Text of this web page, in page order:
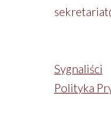
Sygnaliści
Polityka